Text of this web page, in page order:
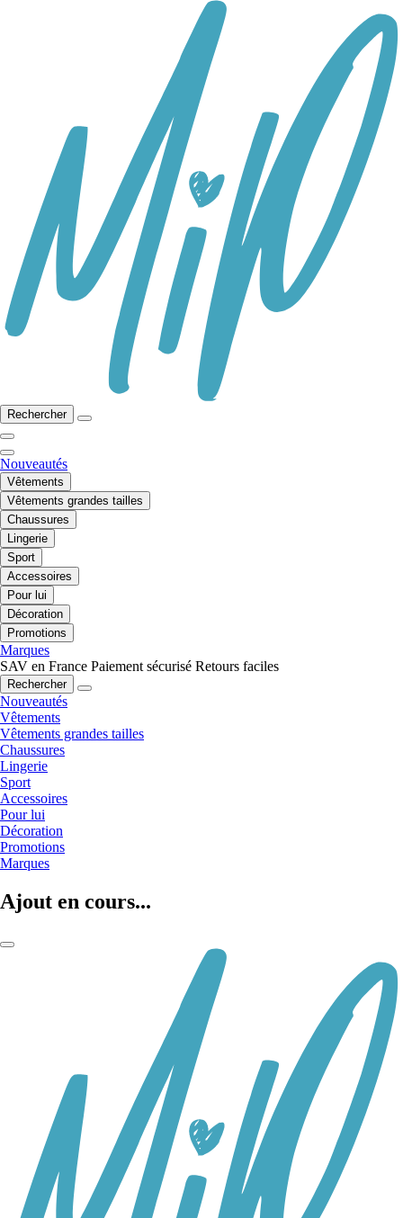
Rechercher
Nouveautés
Vêtements
Vêtements grandes tailles
Chaussures
Lingerie
Sport
Accessoires
Pour lui
Décoration
Promotions
Marques
SAV en France Paiement sécurisé Retours faciles
Rechercher
Nouveautés
Vêtements
Vêtements grandes tailles
Chaussures
Lingerie
Sport
Accessoires
Pour lui
Décoration
Promotions
Marques
Ajout en cours...